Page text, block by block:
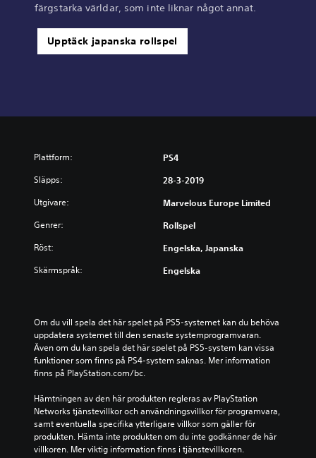
färgstarka världar, som inte liknar något annat.
Upptäck japanska rollspel
Plattform: PS4
Släpps: 28-3-2019
Utgivare: Marvelous Europe Limited
Genrer: Rollspel
Röst: Engelska, Japanska
Skärmspråk: Engelska
Om du vill spela det här spelet på PS5-systemet kan du behöva
uppdatera systemet till den senaste systemprogramvaran.
Även om du kan spela det här spelet på PS5-system kan vissa
funktioner som finns på PS4-system saknas. Mer information
finns på PlayStation.com/bc.
Hämtningen av den här produkten regleras av PlayStation
Networks tjänstevillkor och användningsvillkor för programvara,
samt eventuella specifika ytterligare villkor som gäller för
produkten. Hämta inte produkten om du inte godkänner de här
villkoren. Mer viktig information finns i tjänstevillkoren.